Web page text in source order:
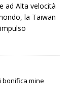
ad Alta velocità
la Taiwan
bonifica mine